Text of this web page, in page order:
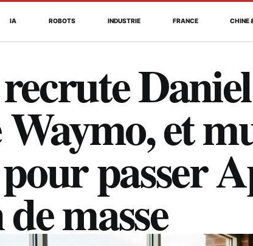
IA ROBOTS INDUSTRIE FRANCE CHINE
et
passer
masse